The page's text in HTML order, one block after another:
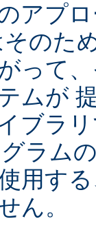
アプ
のた
って
ムが
ブラ
ラム
用す
ん。